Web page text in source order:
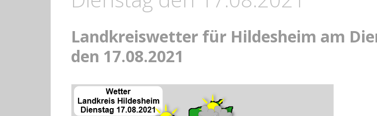
Landkreiswetter für Hildesheim am
den 17.08.2021